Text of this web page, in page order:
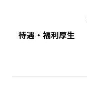
待遇・福利厚生